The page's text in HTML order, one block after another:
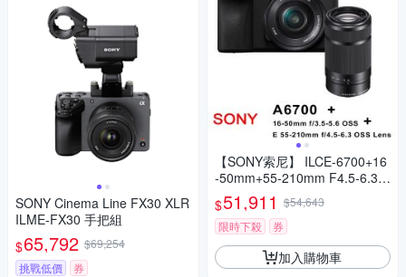
SONY Cinema Line FX30 XLR
ILME-FX30 手把組
$65,792 $69,254
挑戰低價
券
【SONY索尼】 ILCE-6700+16
-50mm+55-210mm F4.5-6.3
OSS (平行輸入)
$51,911 $54,643
限時下殺
券
加入購物車